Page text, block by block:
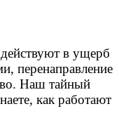
в ущерб
перенаправление
Наш тайный
как работают